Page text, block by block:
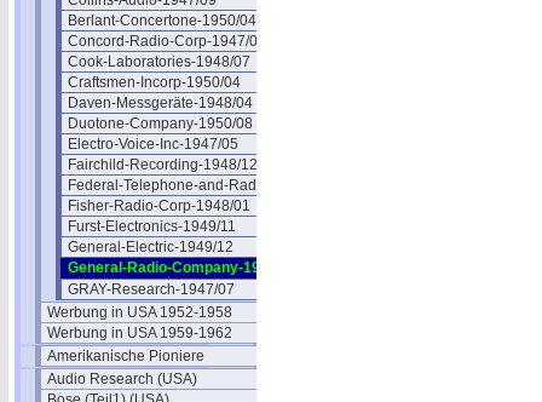
Berlant-Concertone-1950/04
Concord-Radio-Corp-1947/05
Cook-Laboratories-1948/07
Craftsmen-Incorp-1950/04
Daven-Messgeräte-1948/04
Duotone-Company-1950/08
Electro-Voice-Inc-1947/05
Fairchild-Recording-1948/12
Federal-Telephone-and-Radio-1947/05
Fisher-Radio-Corp-1948/01
Furst-Electronics-1949/11
General-Electric-1949/12
General-Radio-Company-1948/02
GRAY-Research-1947/07
Werbung in USA 1952-1958
Werbung in USA 1959-1962
Amerikanische Pioniere
Audio Research (USA)